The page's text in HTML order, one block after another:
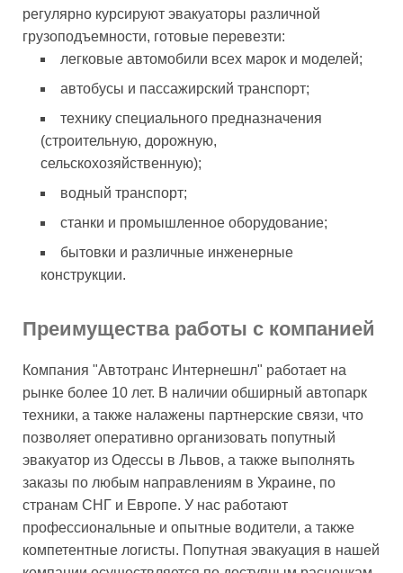
регулярно курсируют эвакуаторы различной
грузоподъемности, готовые перевезти:
легковые автомобили всех марок и моделей;
автобусы и пассажирский транспорт;
технику специального предназначения
(строительную, дорожную,
сельскохозяйственную);
водный транспорт;
станки и промышленное оборудование;
бытовки и различные инженерные
конструкции.
Преимущества работы с компанией
Компания "Автотранс Интернешнл" работает на
рынке более 10 лет. В наличии обширный автопарк
техники, а также налажены партнерские связи, что
позволяет оперативно организовать попутный
эвакуатор из Одессы в Львов, а также выполнять
заказы по любым направлениям в Украине, по
странам СНГ и Европе. У нас работают
профессиональные и опытные водители, а также
компетентные логисты. Попутная эвакуация в нашей